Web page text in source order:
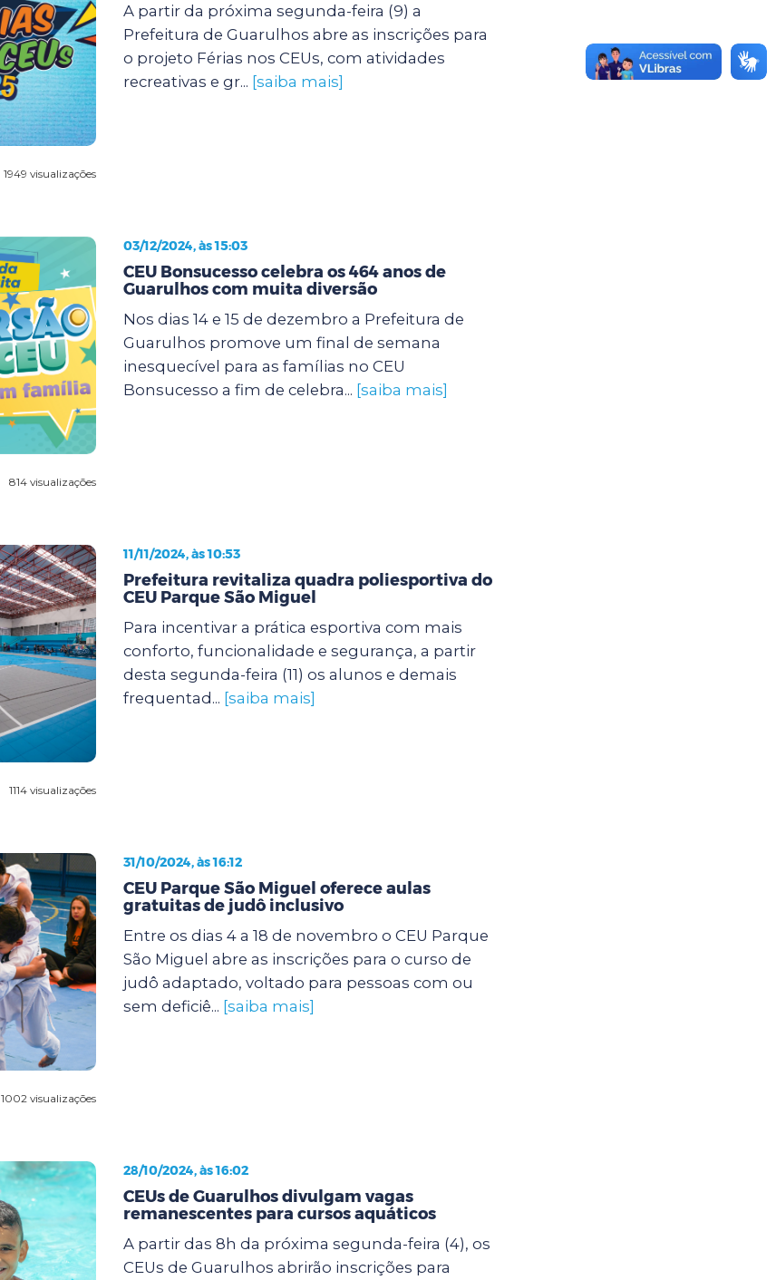
1949 visualizações
A partir da próxima segunda-feira (9) a
Prefeitura de Guarulhos abre as inscrições para
o projeto Férias nos CEUs, com atividades
recreativas e gr... [saiba mais]
814 visualizações
03/12/2024, às 15:03
CEU Bonsucesso celebra os 464 anos de
Guarulhos com muita diversão
Nos dias 14 e 15 de dezembro a Prefeitura de
Guarulhos promove um final de semana
inesquecível para as famílias no CEU
Bonsucesso a fim de celebra... [saiba mais]
1114 visualizações
11/11/2024, às 10:53
Prefeitura revitaliza quadra poliesportiva do
CEU Parque São Miguel
Para incentivar a prática esportiva com mais
conforto, funcionalidade e segurança, a partir
desta segunda-feira (11) os alunos e demais
frequentad... [saiba mais]
1002 visualizações
31/10/2024, às 16:12
CEU Parque São Miguel oferece aulas
gratuitas de judô inclusivo
Entre os dias 4 a 18 de novembro o CEU Parque
São Miguel abre as inscrições para o curso de
judô adaptado, voltado para pessoas com ou
sem deficiê... [saiba mais]
28/10/2024, às 16:02
CEUs de Guarulhos divulgam vagas
remanescentes para cursos aquáticos
A partir das 8h da próxima segunda-feira (4), os
CEUs de Guarulhos abrirão inscrições para